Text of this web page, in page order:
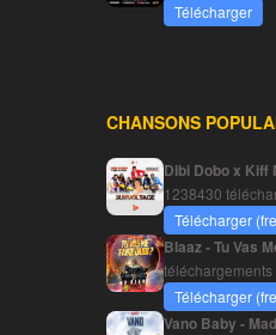
Télécharger
CHANSONS
Dibi Dobo x Kiff
1238430
Télécharger
Blaaz - Tu Vas
téléchargements
Télécharger
Vano Baby -